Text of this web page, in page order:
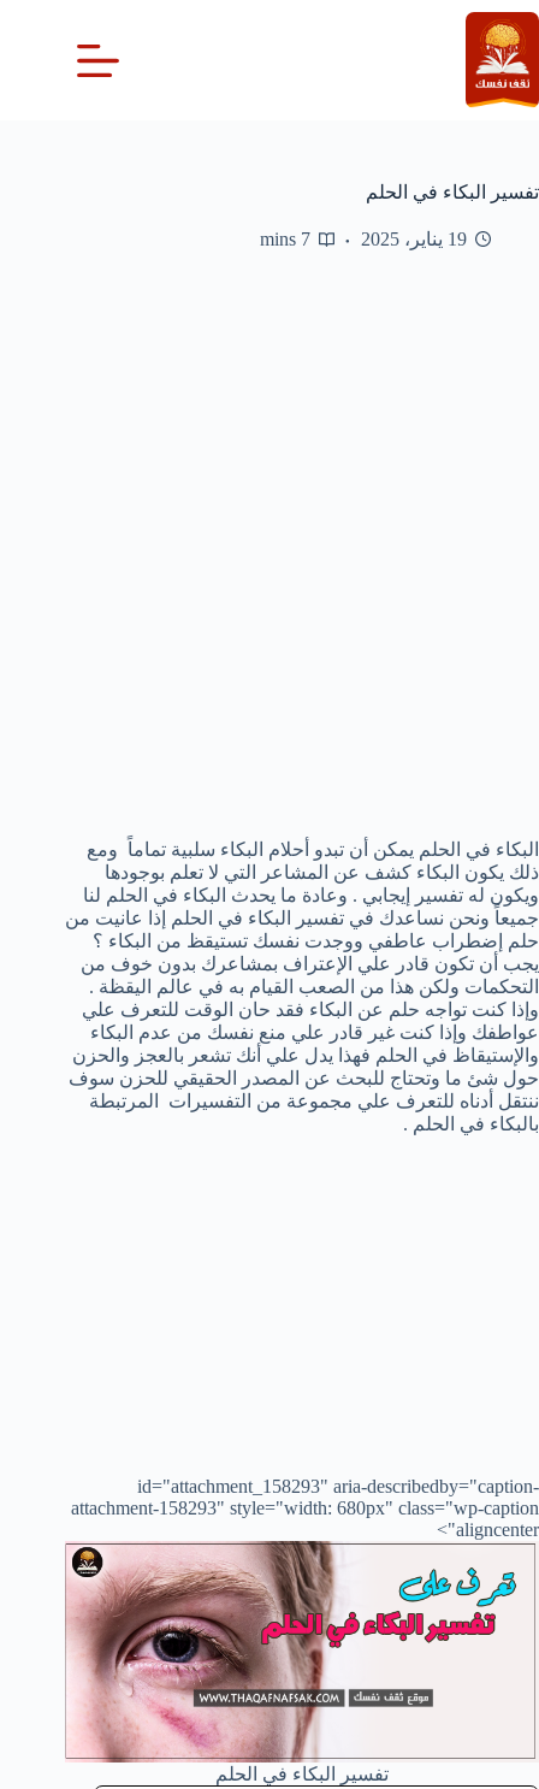
التجاوز
إلى
المحتوى
تفسير البكاء في الحلم
19 يناير، 2025 7 mins
البكاء في الحلم يمكن أن تبدو أحلام البكاء سلبية تماماً ومع
ذلك يكون البكاء كشف عن المشاعر التي لا تعلم بوجودها
ويكون له تفسير إيجابي . وعادة ما يحدث البكاء في الحلم لنا
جميعاً ونحن نساعدك في تفسير البكاء في الحلم إذا عانيت من
حلم إضطراب عاطفي ووجدت نفسك تستيقظ من البكاء ؟
يجب أن تكون قادر علي الإعتراف بمشاعرك بدون خوف من
التحكمات ولكن هذا من الصعب القيام به في عالم اليقظة .
وإذا كنت تواجه حلم عن البكاء فقد حان الوقت للتعرف علي
عواطفك وإذا كنت غير قادر علي منع نفسك من عدم البكاء
والإستيقاظ في الحلم فهذا يدل علي أنك تشعر بالعجز والحزن
حول شئ ما وتحتاج للبحث عن المصدر الحقيقي للحزن سوف
ننتقل أدناه للتعرف علي مجموعة من التفسيرات المرتبطة
بالبكاء في الحلم .
id="attachment_158293" aria-describedby="caption-
attachment-158293" style="width: 680px" class="wp-caption
aligncenter">
تفسير البكاء في الحلم